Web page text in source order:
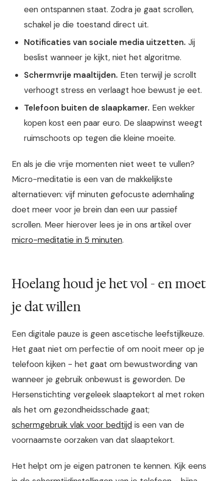
een ontspannen staat. Zodra je gaat scrollen,
schakel je die toestand direct uit.
Notificaties van sociale media uitzetten. Jij
beslist wanneer je kijkt, niet het algoritme.
Schermvrije maaltijden. Eten terwijl je scrollt
verhoogt stress en verlaagt hoe bewust je eet.
Telefoon buiten de slaapkamer. Een wekker
kopen kost een paar euro. De slaapwinst weegt
ruimschoots op tegen die kleine moeite.
En als je die vrije momenten niet weet te vullen?
Micro-meditatie is een van de makkelijkste
alternatieven: vijf minuten gefocuste ademhaling
doet meer voor je brein dan een uur passief
scrollen. Meer hierover lees je in ons artikel over
micro-meditatie in 5 minuten.
Hoelang houd je het vol - en moet
je dat willen
Een digitale pauze is geen ascetische leefstijlkeuze.
Het gaat niet om perfectie of om nooit meer op je
telefoon kijken - het gaat om bewustwording van
wanneer je gebruik onbewust is geworden. De
Hersenstichting vergeleek slaaptekort al met roken
als het om gezondheidsschade gaat;
schermgebruik vlak voor bedtijd is een van de
voornaamste oorzaken van dat slaaptekort.
Het helpt om je eigen patronen te kennen. Kijk eens